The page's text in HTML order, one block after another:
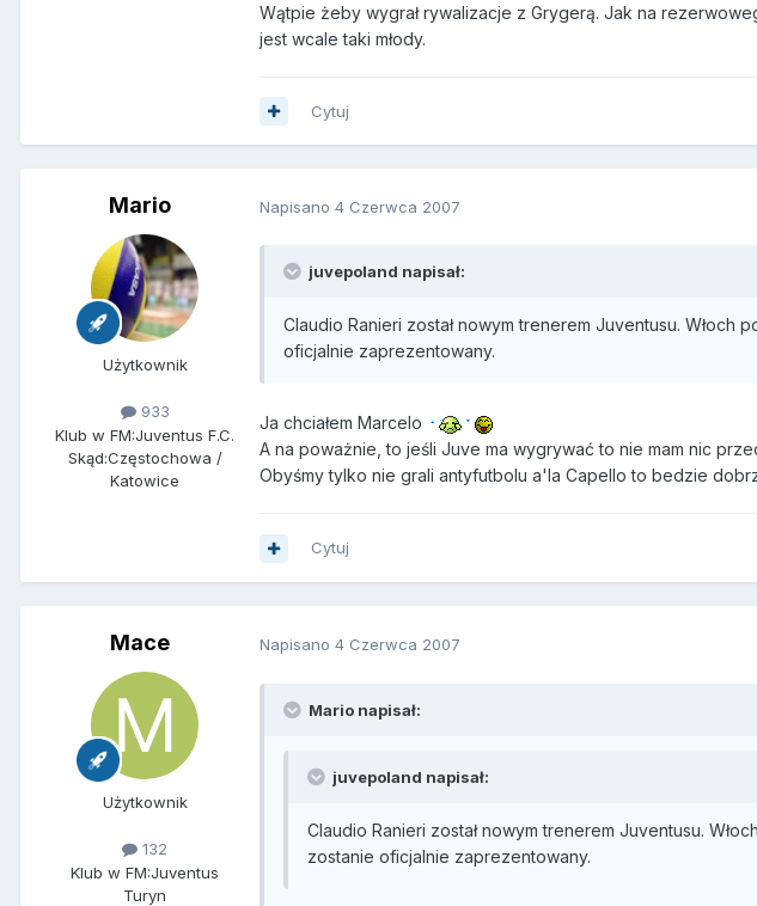
Wątpie żeby wygrał rywalizacje z Grygerą. Jak na
jest wcale taki młody.
Cytuj
Mario
Użytkownik
933
Klub w FM:Juventus F.C.
Skąd:Częstochowa /
Katowice
Napisano 4 Czerwca 2007
juvepoland napisał:
Claudio Ranieri został nowym trenerem Juventusu.
oficjalnie zaprezentowany.
Ja chciałem Marcelo
A na poważnie, to jeśli Juve ma wygrywać to nie mam nic
Obyśmy tylko nie grali antyfutbolu a'la Capello to bedzie
Cytuj
Mace
Użytkownik
132
Klub w FM:Juventus
Turyn
Napisano 4 Czerwca 2007
Mario napisał:
juvepoland napisał:
Claudio Ranieri został nowym trenerem Juventusu.
zostanie oficjalnie zaprezentowany.